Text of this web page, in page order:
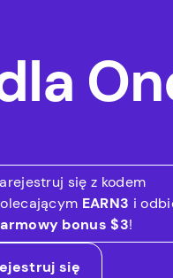
się z kodem
EARN3 i
bonus $3!
się